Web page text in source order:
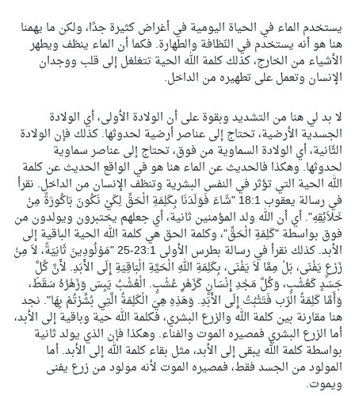
يستخدم الماء في الحياة اليومية في أغراض كثيرة جدًا، ولكن ما يهمنا
هنا هو أنه يستخدم في النّظافة والطهارة. فكما أن الماء ينظف ويطهر
الأشياء من الخارج، كذلك كلمة الله الحية تتغلغل إلى قلب ووجدان
الإنسان وتعمل على تطهيره من الداخل.
لا بد لي هنا من التشديد وبقوة على أن الولادة الأولى، أي الولادة
الجسدية الأرضية، تحتاج إلى عناصر أرضية لحدوثها. كذلك فإن الولادة
الثّانية، أي الولادة السماوية من فوق، تحتاج إلى عناصر سماوية
لحدوثها. وهكذا فالحديث عن الماء هنا هو في الواقع الحديث عن كلمة
الله الحية التي تؤثر في النفس البشرية وتنظف الإنسان من الداخل. نقرأ
في رسالة يعقوب 18:1 "شَاءَ فَوَلَدَنَا بِكَلِمَةِ الْحَقِّ لِكَيْ نَكُونَ بَاكُورَةً مِنْ
خَلاَئِقِهِ". أي أن الله ولد المؤمنين ثانية، أي جعلهم يختبرون ويولدون من
فوق بواسطة "كَلِمَةِ الْحَقِّ"، وكلمة الحق هي كلمة الله الحية الباقية إلى
الأبد. كذلك نقرأ في رسالة بطرس الأولى 23:1-25 "مَوْلُودِينَ ثَانِيَةً، لاَ مِنْ
زَرْعٍ يَفْنَى، بَلْ مِمَّا لاَ يَفْنَى، بِكَلِمَةِ اللهِ الْحَيَّةِ الْبَاقِيَةِ إِلَى الأَبَدِ. لأَنَّ كُلَّ
جَسَدٍ كَعُشْبٍ، وَكُلَّ مَجْدِ إِنْسَانٍ كَزَهْرِ عُشْبٍ. الْعُشْبُ يَبِسَ وَزَهْرُهُ سَقَطَ،
وَأَمَّا كَلِمَةُ الرّب فَتَثْبُتُ إِلَى الأَبَدِ. وَهَذِهِ هِيَ الْكَلِمَةُ الَّتِي بُشِّرْتُمْ بِهَا". نجد
هنا مقارنة بين كلمة الله والزرع البشري، فكلمة الله حية وباقية إلى الأبد،
أما الزرع البشري فمصيره الموت والفناء. وهكذا فإن الذي يولد ثانية
بواسطة كلمة الله يبقى إلى الأبد، مثل بقاء كلمة الله إلى الأبد. أما
المولود من الجسد فقط، فمصيره الموت لأنه مولود من زرع يفنى
ويموت.